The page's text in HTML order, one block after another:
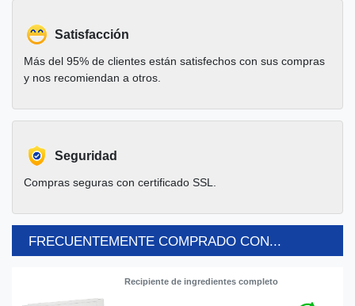
Satisfacción
Más del 95% de clientes están satisfechos con sus compras
y nos recomiendan a otros.
Seguridad
Compras seguras con certificado SSL.
FRECUENTEMENTE COMPRADO CON...
Recipiente de ingredientes completo